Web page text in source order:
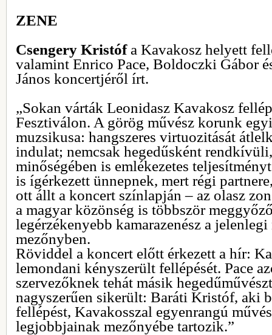
ZENE
Csengery Kristóf a Kavakosz helyett
valamint Enrico Pace, Boldoczki Gábor
János koncertjéről írt.
„Sokan várták Leonidasz Kavakosz
Fesztiválon. A görög művész korunk
muzsikusa: hangszeres virtuozitását
indulat; nemcsak hegedűsként
minőségében is emlékezetes
is ígérkezett ünnepnek, mert régi
ott állt a koncert színlapján – az olasz
a magyar közönség is többször
legérzékenyebb kamarazenész a
mezőnyben.
Röviddel a koncert előtt érkezett a hír:
lemondani kényszerült fellépését. Pace
szervezőknek tehát másik
nagyszerűen sikerült: Baráti Kristóf, aki
fellépést, Kavakosszal egyenrangú
legjobbjainak mezőnyébe tartozik.”